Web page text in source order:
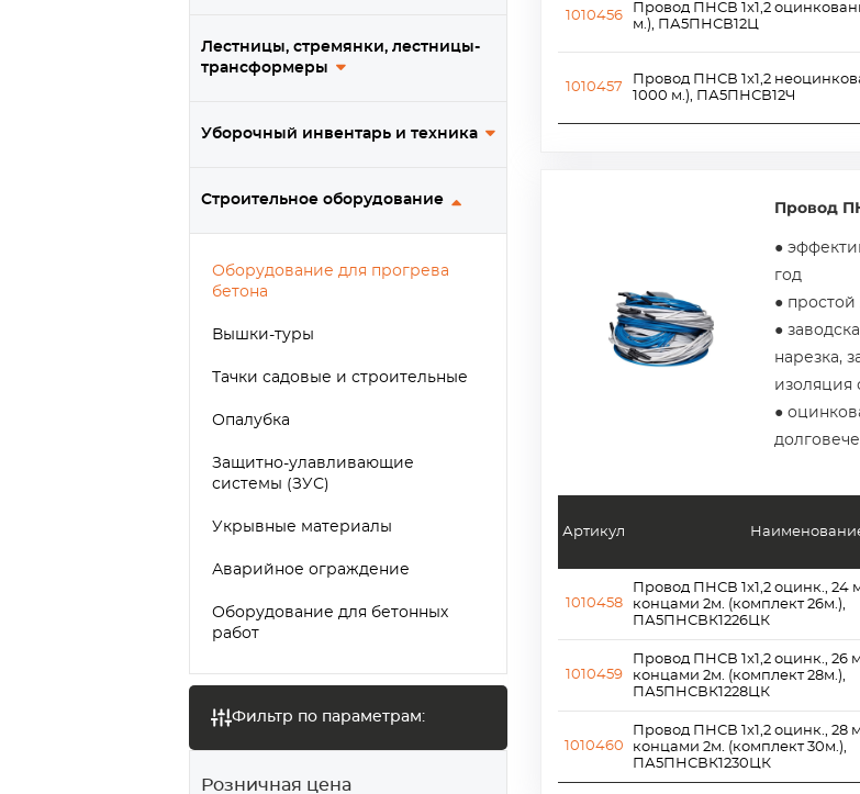
Лестницы, стремянки, лестницы-
трансформеры
Уборочный инвентарь и техника
Строительное оборудование
Оборудование для прогрева
бетона
Вышки-туры
Тачки садовые и строительные
Опалубка
Защитно-улавливающие
системы (ЗУС)
Укрывные материалы
Аварийное ограждение
Оборудование для бетонных
работ
Фильтр по параметрам:
Розничная цена
1010456
1010457
Провод ПНСВ 1x1,2
м.), ПА5ПНСВ12Ц
Провод ПНСВ 1x1,2
1000 м.), ПА5ПНСВ12Ч
Провод
●
год
●
●
нарезка,
изоляция
●
Артикул
1010458
1010459
1010460
Провод ПНСВ 1x1,2 оцинк., 24
концами 2м. (комплект 26м.),
ПА5ПНСВК1226ЦК
Провод ПНСВ 1x1,2 оцинк., 26
концами 2м. (комплект 28м.),
ПА5ПНСВК1228ЦК
Провод ПНСВ 1x1,2 оцинк., 28
концами 2м. (комплект 30м.),
ПА5ПНСВК1230ЦК